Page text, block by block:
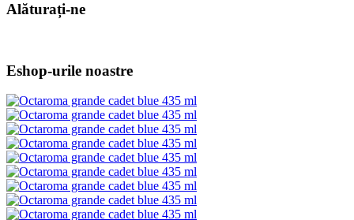
Alăturați-ne
Eshop-urile noastre